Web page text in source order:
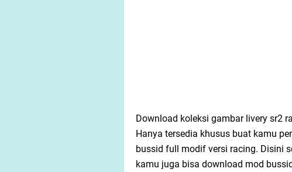
Download koleksi gambar livery sr2
Hanya tersedia khusus buat kamu
bussid full modif versi racing. Disini
kamu juga bisa download mod